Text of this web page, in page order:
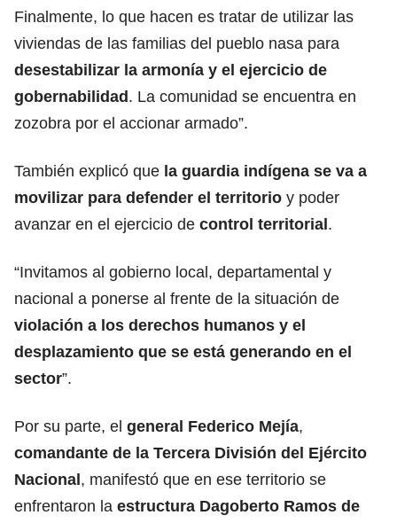
Finalmente, lo que hacen es tratar de utilizar las
viviendas de las familias del pueblo nasa para
desestabilizar la armonía y el ejercicio de
gobernabilidad. La comunidad se encuentra en
zozobra por el accionar armado”.
También explicó que la guardia indígena se va a
movilizar para defender el territorio y poder
avanzar en el ejercicio de control territorial.
“Invitamos al gobierno local, departamental y
nacional a ponerse al frente de la situación de
violación a los derechos humanos y el
desplazamiento que se está generando en el
sector”.
Por su parte, el general Federico Mejía,
comandante de la Tercera División del Ejército
Nacional, manifestó que en ese territorio se
enfrentaron la estructura Dagoberto Ramos de